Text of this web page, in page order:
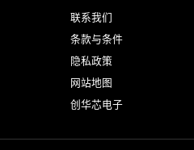
联系我们
条款与条件
隐私政策
网站地图
创华芯电子